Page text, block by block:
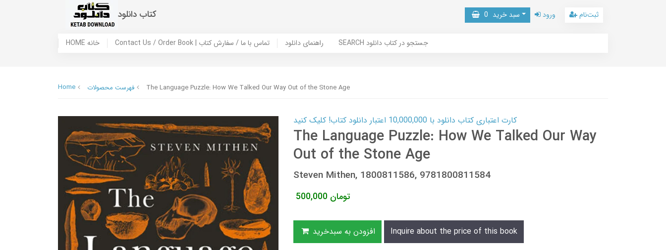
کتاب دانلود سبد خرید 0 ورود ثبت‌نام
HOME خانه Contact Us / Order Book | تماس با ما / سفارش کتاب راهنمای دانلود SEARCH جستجو در کتاب دانلود
Home فهرست محصولات The Language Puzzle: How We Talked Our Way Out of the Stone Age
کارت اعتباری کتاب دانلود با 10,000,000 اعتبار دانلود کتاب! کلیک کنید
The Language Puzzle: How We Talked Our Way
Out of the Stone Age
Steven Mithen, 1800811586, 9781800811584
500,000 تومان
افزودن به سبدخرید Inquire about the price of this book